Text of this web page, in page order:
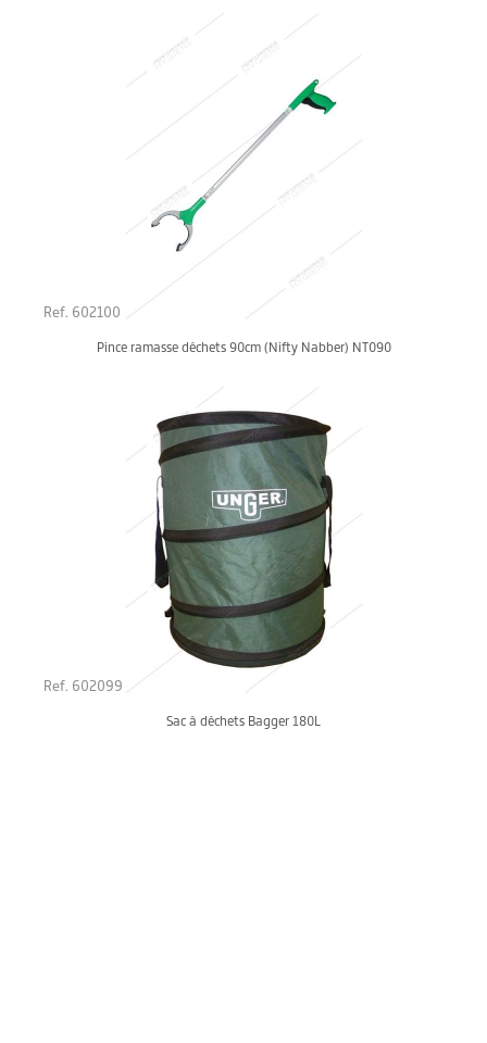
Ref. 602100
Pince ramasse déchets 90cm (Nifty Nabber) NT090
Ref. 602099
Sac à déchets Bagger 180L